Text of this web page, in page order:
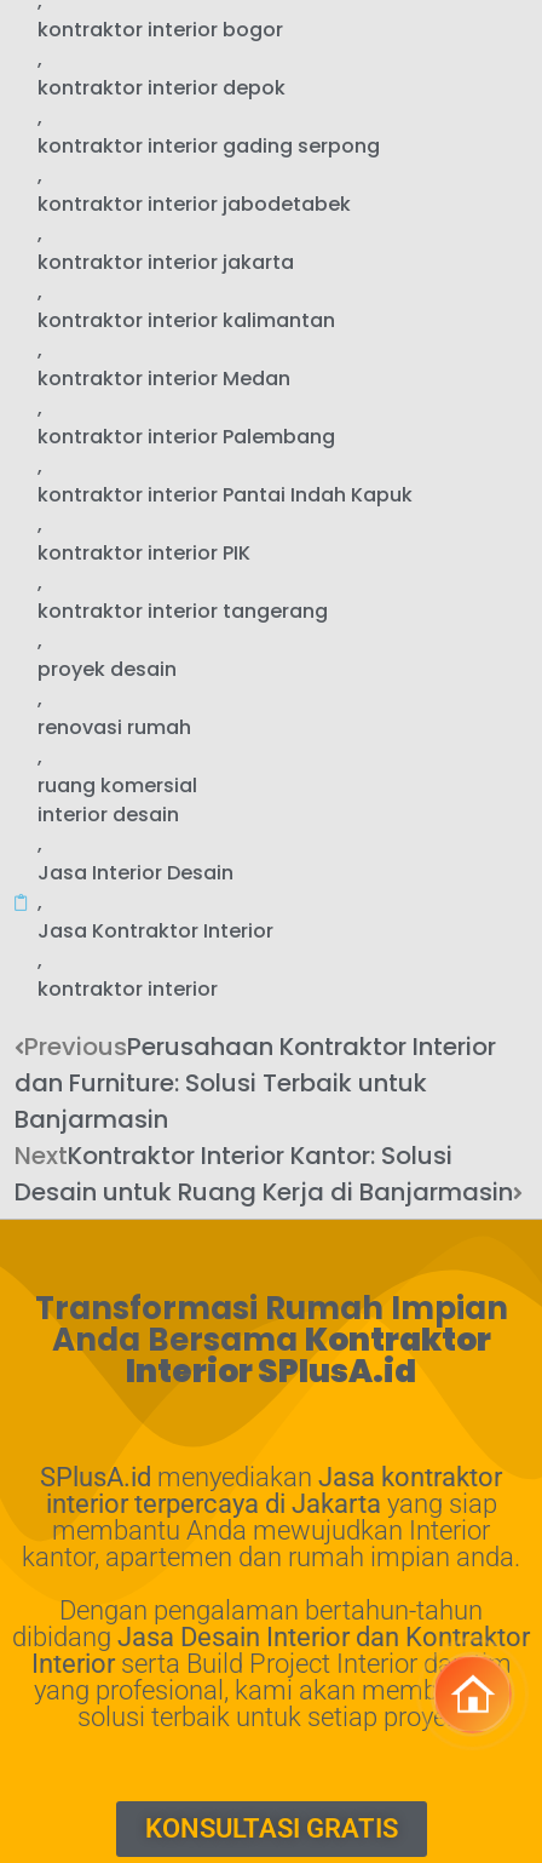
kontraktor interior bogor
,
kontraktor interior depok
,
kontraktor interior gading serpong
,
kontraktor interior jabodetabek
,
kontraktor interior jakarta
,
kontraktor interior kalimantan
,
kontraktor interior Medan
,
kontraktor interior Palembang
,
kontraktor interior Pantai Indah Kapuk
,
kontraktor interior PIK
,
kontraktor interior tangerang
,
proyek desain
,
renovasi rumah
,
ruang komersial
interior desain
,
Jasa Interior Desain
,
Jasa Kontraktor Interior
,
kontraktor interior
PreviousPerusahaan Kontraktor Interior
dan Furniture: Solusi Terbaik untuk
Banjarmasin
NextKontraktor Interior Kantor: Solusi
Desain untuk Ruang Kerja di Banjarmasin
Transformasi Rumah Impian
Anda Bersama Kontraktor
Interior SPlusA.id
SPlusA.id menyediakan Jasa kontraktor
interior terpercaya di Jakarta yang siap
membantu Anda mewujudkan Interior
kantor, apartemen dan rumah impian anda.
Dengan pengalaman bertahun-tahun
dibidang Jasa Desain Interior dan Kontraktor
Interiorserta Build Project Interior dan tim
yang profesional, kami akan memberikan
solusi terbaik untuk setiap proyek.
KONSULTASI GRATIS